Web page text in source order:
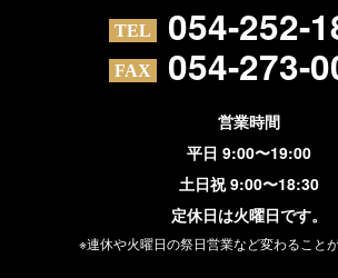
054-252-
054-273-
営業時間
平日 9:00〜19:00
土日祝 9:00〜18:30
定休日は火曜日です。
※連休や火曜日の祭日営業など変わることが